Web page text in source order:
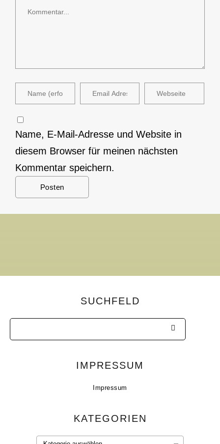
Name, E-Mail-Adresse und Website in
diesem Browser für meinen nächsten
Kommentar speichern.
SUCHFELD
IMPRESSUM
Impressum
KATEGORIEN
Kategorien